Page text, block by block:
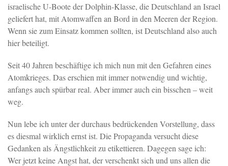
israelische U-Boote der Dolphin-Klasse, die Deutschland an Israel
geliefert hat, mit Atomwaffen an Bord in den Meeren der Region.
Wenn sie zum Einsatz kommen sollten, ist Deutschland also auch
hier beteiligt.
Seit 40 Jahren beschäftige ich mich nun mit den Gefahren eines
Atomkrieges. Das erschien mit immer notwendig und wichtig,
anfangs auch spürbar real. Aber immer auch ein bisschen – weit
weg.
Nun lebe ich unter der durchaus bedrückenden Vorstellung, dass
es diesmal wirklich ernst ist. Die Propaganda versucht diese
Gedanken als Ängstlichkeit zu etikettieren. Dagegen sage ich:
Wer jetzt keine Angst hat, der verschenkt sich und uns allen die